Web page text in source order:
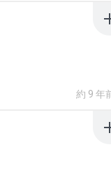
約 9 年